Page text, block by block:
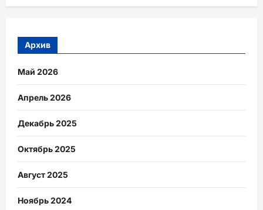
Архив
Май 2026
Апрель 2026
Декабрь 2025
Октябрь 2025
Август 2025
Ноябрь 2024